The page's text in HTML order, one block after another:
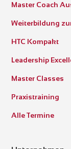
Master Coach
Weiterbildung
HTC Kompakt
Leadership
Master Classes
Praxistraining
Alle Termine